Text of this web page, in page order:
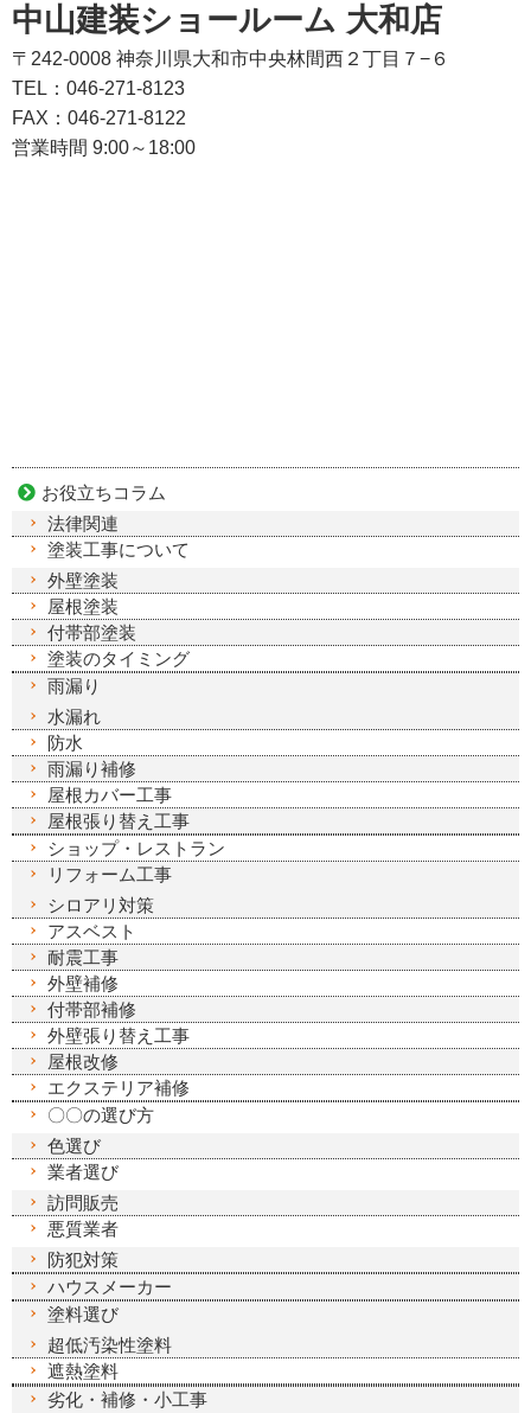
中山建装ショールーム 大和店
〒242-0008 神奈川県大和市中央林間西２丁目７−６
TEL：046-271-8123
FAX：046-271-8122
営業時間 9:00～18:00
お役立ちコラム
法律関連
塗装工事について
外壁塗装
屋根塗装
付帯部塗装
塗装のタイミング
雨漏り
水漏れ
防水
雨漏り補修
屋根カバー工事
屋根張り替え工事
ショップ・レストラン
リフォーム工事
シロアリ対策
アスベスト
耐震工事
外壁補修
付帯部補修
外壁張り替え工事
屋根改修
エクステリア補修
〇〇の選び方
色選び
業者選び
訪問販売
悪質業者
防犯対策
ハウスメーカー
塗料選び
超低汚染性塗料
遮熱塗料
劣化・補修・小工事